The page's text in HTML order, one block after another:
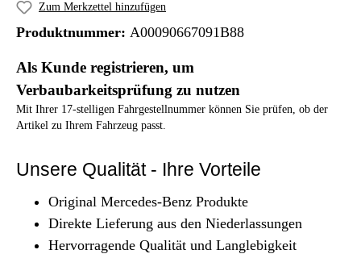
Zum Merkzettel hinzufügen
Produktnummer: A00090667091B88
Als Kunde registrieren, um
Verbaubarkeitsprüfung zu nutzen
Mit Ihrer 17-stelligen Fahrgestellnummer können Sie prüfen, ob der
Artikel zu Ihrem Fahrzeug passt.
Unsere Qualität - Ihre Vorteile
Original Mercedes-Benz Produkte
Direkte Lieferung aus den Niederlassungen
Hervorragende Qualität und Langlebigkeit